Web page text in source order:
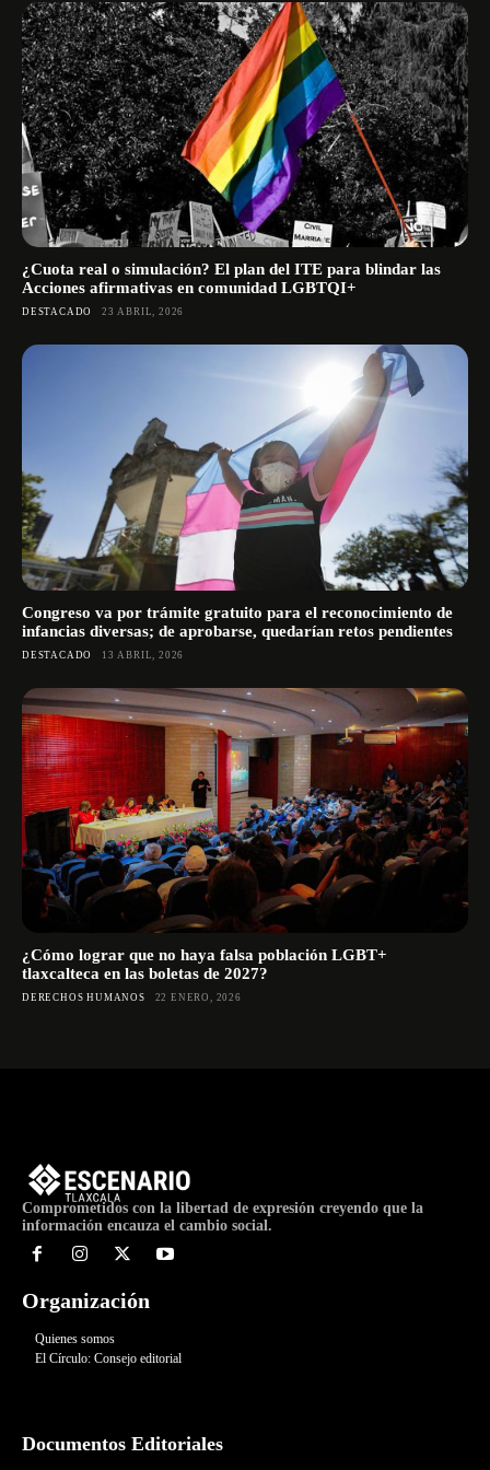
¿Cuota real o simulación? El plan del ITE para blindar las
Acciones afirmativas en comunidad LGBTQI+
DESTACADO 23 ABRIL, 2026
Congreso va por trámite gratuito para el reconocimiento de
infancias diversas; de aprobarse, quedarían retos pendientes
DESTACADO 13 ABRIL, 2026
¿Cómo lograr que no haya falsa población LGBT+
tlaxcalteca en las boletas de 2027?
DERECHOS HUMANOS 22 ENERO, 2026
Comprometidos con la libertad de expresión creyendo que la
información encauza el cambio social.
Organización
Quienes somos
El Círculo: Consejo editorial
Documentos Editoriales